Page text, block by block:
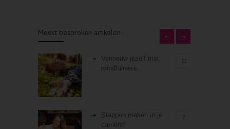
Meest besproken artikelen
Vernieuw jezelf met
mindfulness
Stappen maken in je
carrière!
7